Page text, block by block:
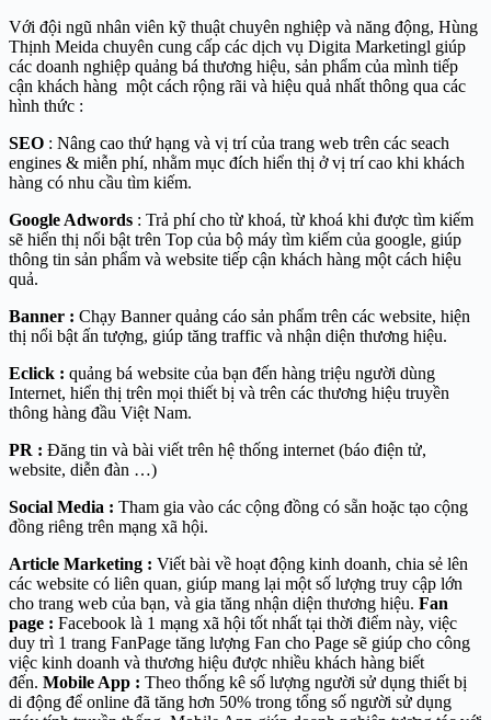
Với đội ngũ nhân viên kỹ thuật chuyên nghiệp và năng động, Hùng
Thịnh Meida chuyên cung cấp các dịch vụ Digita Marketingl giúp
các doanh nghiệp quảng bá thương hiệu, sản phẩm của mình tiếp
cận khách hàng một cách rộng rãi và hiệu quả nhất thông qua các
hình thức :
SEO : Nâng cao thứ hạng và vị trí của trang web trên các seach
engines & miễn phí, nhằm mục đích hiển thị ở vị trí cao khi khách
hàng có nhu cầu tìm kiếm.
Google Adwords : Trả phí cho từ khoá, từ khoá khi được tìm kiếm
sẽ hiển thị nổi bật trên Top của bộ máy tìm kiếm của google, giúp
thông tin sản phẩm và website tiếp cận khách hàng một cách hiệu
quả.
Banner : Chạy Banner quảng cáo sản phẩm trên các website, hiện
thị nổi bật ấn tượng, giúp tăng traffic và nhận diện thương hiệu.
Eclick : quảng bá website của bạn đến hàng triệu người dùng
Internet, hiển thị trên mọi thiết bị và trên các thương hiệu truyền
thông hàng đầu Việt Nam.
PR : Đăng tin và bài viết trên hệ thống internet (báo điện tử,
website, diễn đàn …)
Social Media : Tham gia vào các cộng đồng có sẵn hoặc tạo cộng
đồng riêng trên mạng xã hội.
Article Marketing : Viết bài về hoạt động kinh doanh, chia sẻ lên
các website có liên quan, giúp mang lại một số lượng truy cập lớn
cho trang web của bạn, và gia tăng nhận diện thương hiệu. Fan
page : Facebook là 1 mạng xã hội tốt nhất tại thời điểm này, việc
duy trì 1 trang FanPage tăng lượng Fan cho Page sẽ giúp cho công
việc kinh doanh và thương hiệu được nhiều khách hàng biết
đến. Mobile App : Theo thống kê số lượng người sử dụng thiết bị
di động để online đã tăng hơn 50% trong tổng số người sử dụng